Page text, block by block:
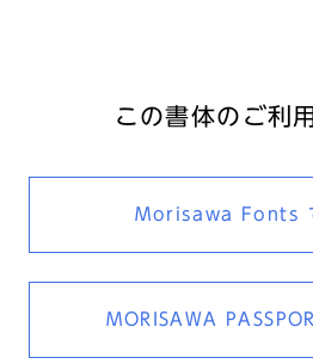
この書体のご利
Morisawa Fonts
MORISAWA